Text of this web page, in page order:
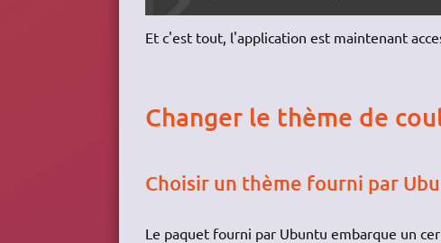
Et c'est tout, l'application est maintenant
Changer le thème de
Choisir un thème fourni par
Le paquet fourni par Ubuntu embarque un